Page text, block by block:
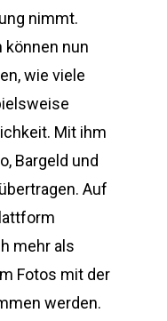
nimmt.
nun
wie viele
Mit ihm
Bargeld und
Auf
mehr als
Fotos mit der
werden.